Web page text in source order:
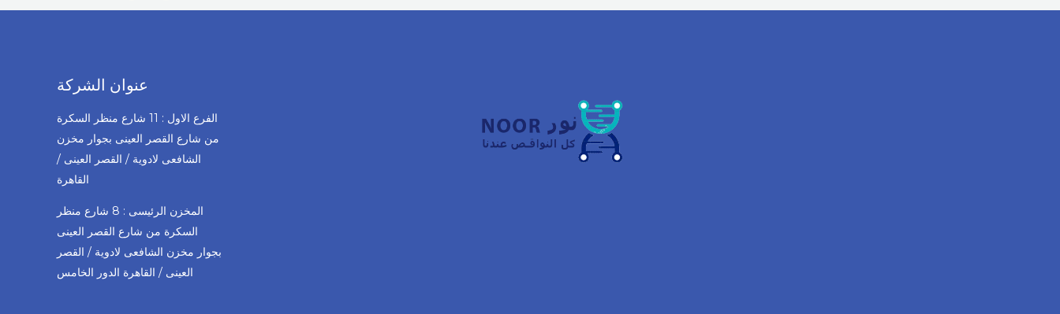
عنوان الشركة
الفرع الاول : 11 شارع منظر السكرة
من شارع القصر العينى بجوار مخزن
الشافعى لادوية / القصر العينى /
القاهرة
المخزن الرئيسى : 8 شارع منظر
السكرة من شارع القصر العينى
بجوار مخزن الشافعى لادوية / القصر
العينى / القاهرة الدور الخامس